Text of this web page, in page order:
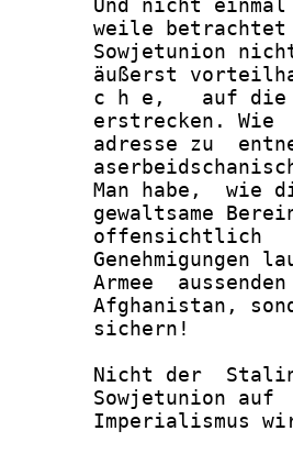
Und nicht
weile
Sowjetunion
äußerst
c h e,   auf
erstrecken. Wie
adresse zu
Man habe,  wie
gewaltsame
offensichtlich
Genehmigungen
Armee
Afghanistan,
       sichern!
Nicht der
Sowjetunion auf
Imperialismus